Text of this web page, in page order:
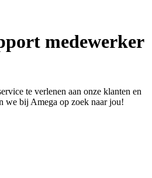
medewerker
te verlenen aan onze klanten en
we bij Amega op zoek naar jou!